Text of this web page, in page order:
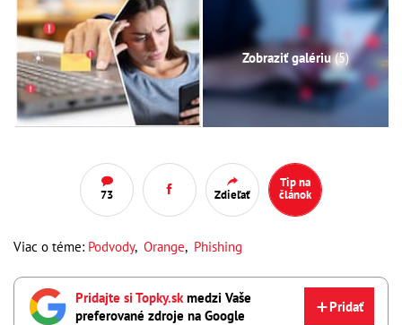
Zobraziť galériu(5)
73 Zdieľať
Tip na
článok
Viac o téme: Podvody, Orange, Phishing
Pridajte si Topky.sk medzi Vaše
preferované zdroje na Google
Pridať